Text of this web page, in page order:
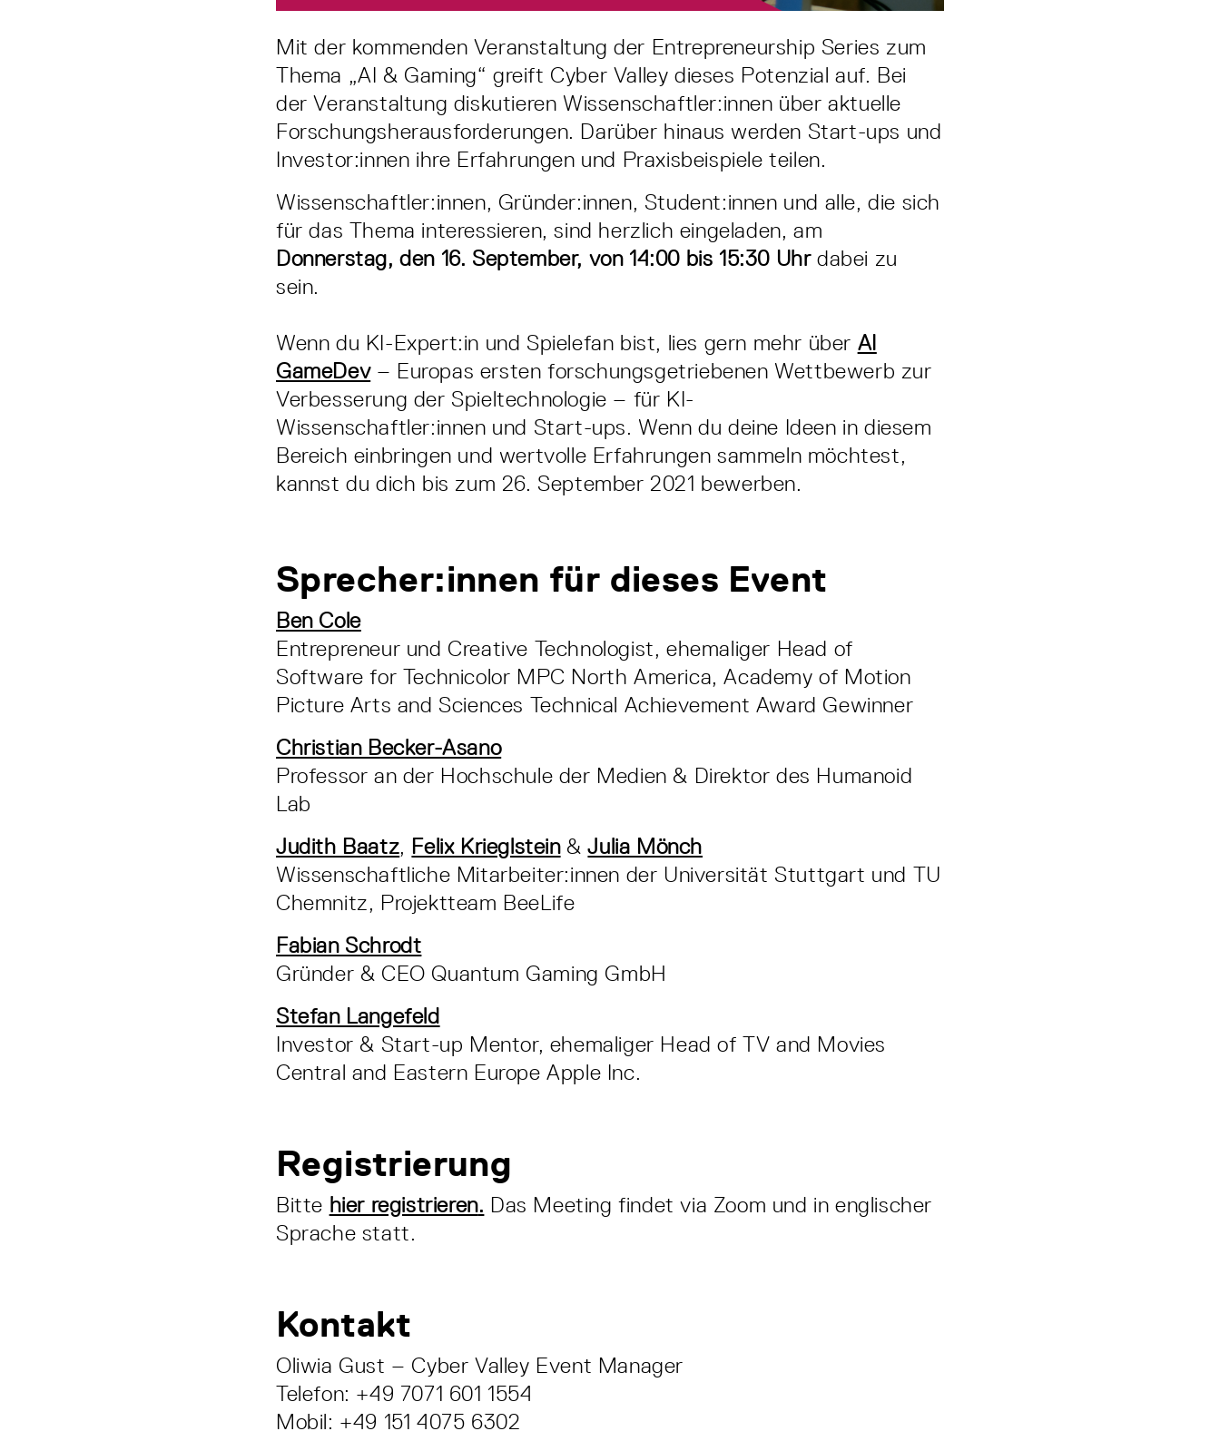
Mit der kommenden Veranstaltung der Entrepreneurship Series zum
Thema „AI & Gaming“ greift Cyber Valley dieses Potenzial auf. Bei
der Veranstaltung diskutieren Wissenschaftler:innen über aktuelle
Forschungsherausforderungen. Darüber hinaus werden Start-ups und
Investor:innen ihre Erfahrungen und Praxisbeispiele teilen.
Wissenschaftler:innen, Gründer:innen, Student:innen und alle, die sich
für das Thema interessieren, sind herzlich eingeladen, am
Donnerstag, den 16. September, von 14:00 bis 15:30 Uhrdabei zu
sein.
Wenn du KI-Expert:in und Spielefan bist, lies gern mehr über AI
GameDev– Europas ersten forschungsgetriebenen Wettbewerb zur
Verbesserung der Spieltechnologie – für KI-
Wissenschaftler:innen und Start-ups. Wenn du deine Ideen in diesem
Bereich einbringen und wertvolle Erfahrungen sammeln möchtest,
kannst du dich bis zum 26. September 2021 bewerben.
Sprecher:innen für dieses Event
Ben Cole
Entrepreneur und Creative Technologist, ehemaliger Head of
Software for Technicolor MPC North America, Academy of Motion
Picture Arts and Sciences Technical Achievement Award Gewinner
Christian Becker-Asano
Professor an der Hochschule der Medien & Direktor des Humanoid
Lab
Judith Baatz, Felix Krieglstein&Julia Mönch
Wissenschaftliche Mitarbeiter:innen der Universität Stuttgart und TU
Chemnitz, Projektteam BeeLife
Fabian Schrodt
Gründer & CEO Quantum Gaming GmbH
Stefan Langefeld
Investor & Start-up Mentor, ehemaliger Head of TV and Movies
Central and Eastern Europe Apple Inc.
Registrierung
Bitte hier registrieren. Das Meeting findet via Zoom und in englischer
Sprache statt.
Kontakt
Oliwia Gust – Cyber Valley Event Manager
Telefon: +49 7071 601 1554
Mobil: +49 151 4075 6302